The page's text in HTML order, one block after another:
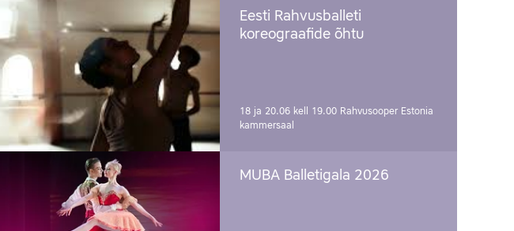
Eesti Rahvusballeti
koreograafide õhtu
18 ja 20.06 kell 19.00 Rahvusooper Estonia
kammersaal
MUBA Balletigala 2026